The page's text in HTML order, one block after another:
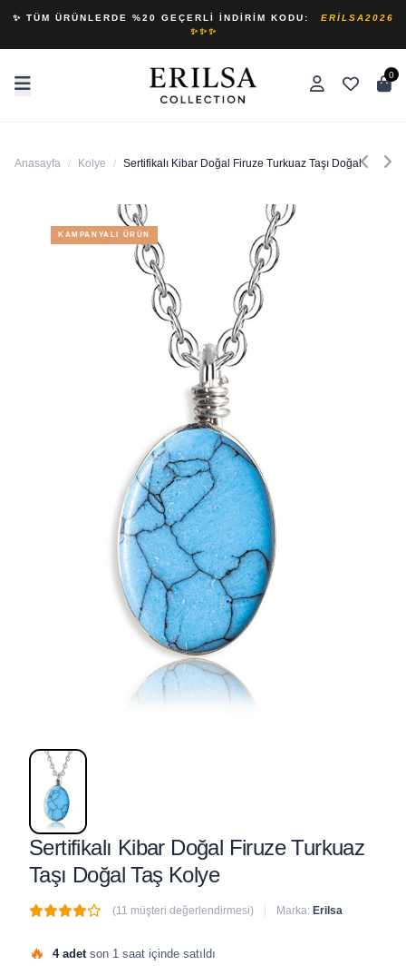
✨ TÜM ÜRÜNLERDE %20 GEÇERLI İNDIRIM KODU:
ERILSA2026
✨✨✨
0
Anasayfa / Kolye / Sertifikalı Kibar Doğal Firuze Turkuaz Taşı Doğal Taş
KAMPANYALI ÜRÜN
Sertifikalı Kibar Doğal Firuze Turkuaz
Taşı Doğal Taş Kolye
(11 müşteri değerlendirmesi) Marka: Erilsa
🔥 4 adet son 1 saat içinde satıldı